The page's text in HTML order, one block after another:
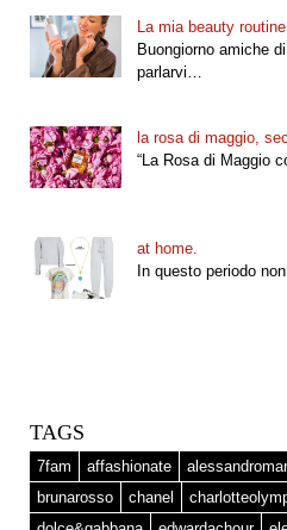
La mia beauty
Buongiorno amiche
parlarvi…
la rosa di maggio,
“La Rosa di Maggio
at home.
In questo periodo
TAGS
7fam affashionate
brunarosso
chanel